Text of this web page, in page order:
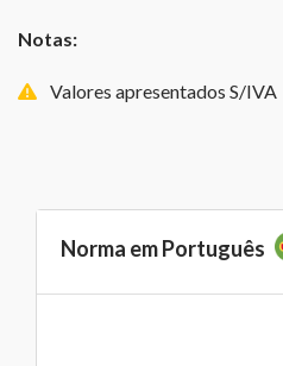
Notas:
Valores apresentados S/IVA
Norma em Português